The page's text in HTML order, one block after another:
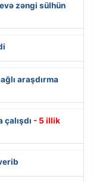
zəngi sülhün
araşdırma
- 5 illik